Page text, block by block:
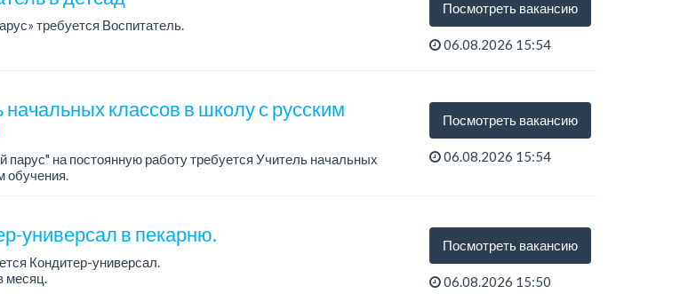
требуется Воспитатель.
ТК РК....
Посмотреть вакансию
06.08.2026 15:54
классов в школу с русским
парус" на постоянную работу требуется Учитель начальных
обучения.
Посмотреть вакансию
06.08.2026 15:54
универсал в пекарню.
Кондитер-универсал.
месяц.
Посмотреть вакансию
06.08.2026 15:50